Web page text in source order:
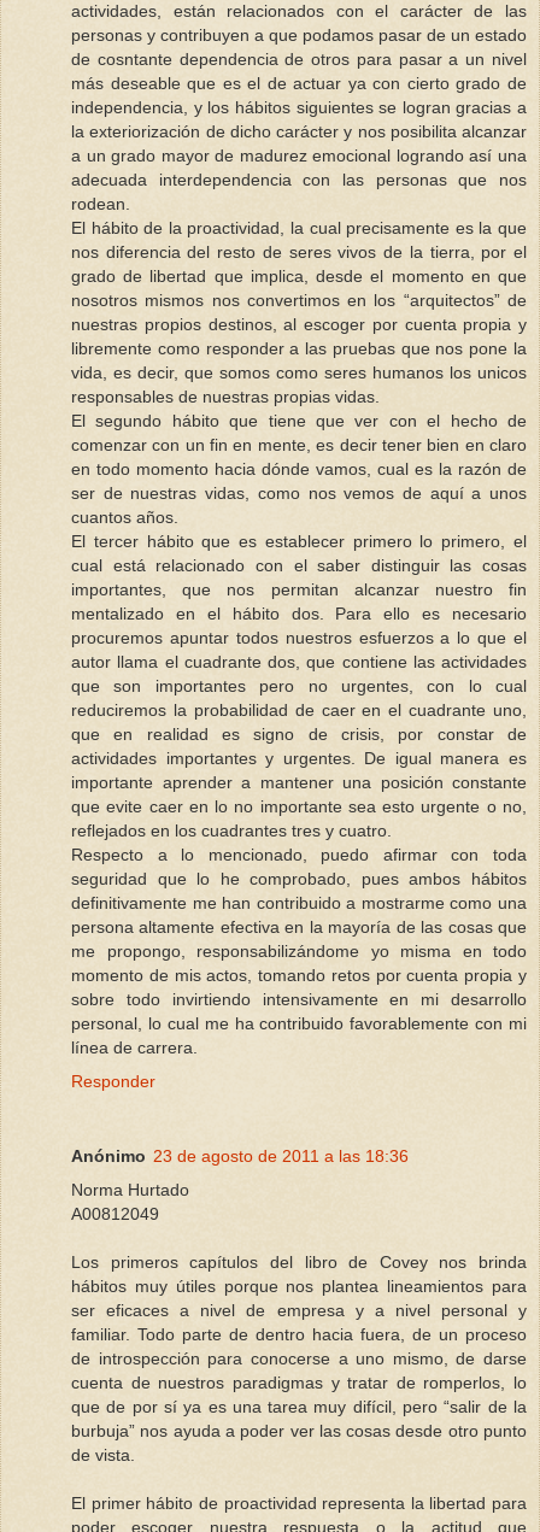
actividades, están relacionados con el carácter de las
personas y contribuyen a que podamos pasar de un estado
de cosntante dependencia de otros para pasar a un nivel
más deseable que es el de actuar ya con cierto grado de
independencia, y los hábitos siguientes se logran gracias a
la exteriorización de dicho carácter y nos posibilita alcanzar
a un grado mayor de madurez emocional logrando así una
adecuada interdependencia con las personas que nos
rodean.
El hábito de la proactividad, la cual precisamente es la que
nos diferencia del resto de seres vivos de la tierra, por el
grado de libertad que implica, desde el momento en que
nosotros mismos nos convertimos en los “arquitectos” de
nuestras propios destinos, al escoger por cuenta propia y
libremente como responder a las pruebas que nos pone la
vida, es decir, que somos como seres humanos los unicos
responsables de nuestras propias vidas.
El segundo hábito que tiene que ver con el hecho de
comenzar con un fin en mente, es decir tener bien en claro
en todo momento hacia dónde vamos, cual es la razón de
ser de nuestras vidas, como nos vemos de aquí a unos
cuantos años.
El tercer hábito que es establecer primero lo primero, el
cual está relacionado con el saber distinguir las cosas
importantes, que nos permitan alcanzar nuestro fin
mentalizado en el hábito dos. Para ello es necesario
procuremos apuntar todos nuestros esfuerzos a lo que el
autor llama el cuadrante dos, que contiene las actividades
que son importantes pero no urgentes, con lo cual
reduciremos la probabilidad de caer en el cuadrante uno,
que en realidad es signo de crisis, por constar de
actividades importantes y urgentes. De igual manera es
importante aprender a mantener una posición constante
que evite caer en lo no importante sea esto urgente o no,
reflejados en los cuadrantes tres y cuatro.
Respecto a lo mencionado, puedo afirmar con toda
seguridad que lo he comprobado, pues ambos hábitos
definitivamente me han contribuido a mostrarme como una
persona altamente efectiva en la mayoría de las cosas que
me propongo, responsabilizándome yo misma en todo
momento de mis actos, tomando retos por cuenta propia y
sobre todo invirtiendo intensivamente en mi desarrollo
personal, lo cual me ha contribuido favorablemente con mi
línea de carrera.
Responder
Anónimo 23 de agosto de 2011 a las 18:36
Norma Hurtado
A00812049
Los primeros capítulos del libro de Covey nos brinda
hábitos muy útiles porque nos plantea lineamientos para
ser eficaces a nivel de empresa y a nivel personal y
familiar. Todo parte de dentro hacia fuera, de un proceso
de introspección para conocerse a uno mismo, de darse
cuenta de nuestros paradigmas y tratar de romperlos, lo
que de por sí ya es una tarea muy difícil, pero “salir de la
burbuja” nos ayuda a poder ver las cosas desde otro punto
de vista.
El primer hábito de proactividad representa la libertad para
poder escoger nuestra respuesta o la actitud que